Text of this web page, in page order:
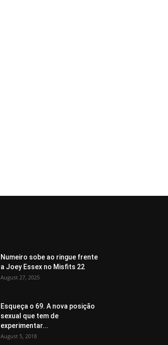
Numeiro sobe ao ringue frente
a Joey Essex no Misfits 22
August 27, 2025
Esqueça o 69. A nova posição
sexual que tem de
experimentar...
August 5, 2018